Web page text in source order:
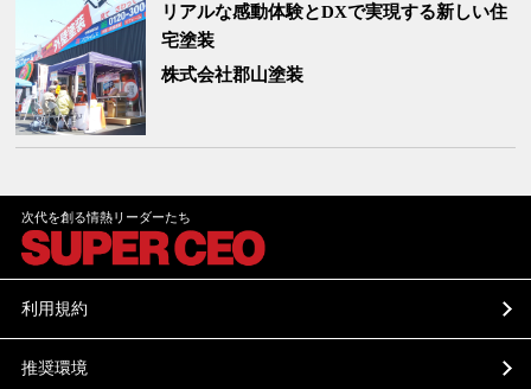
リアルな感動体験とDXで実現する新しい住
宅塗装
株式会社郡山塗装
次代を創る情熱リーダーたち
利用規約
推奨環境